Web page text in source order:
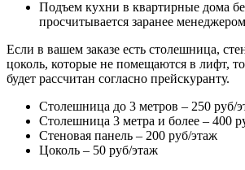
Подъем кухни в квартирные дома
просчитывается заранее
Если в вашем заказе есть столешница,
цоколь, которые не помещаются в лифт,
будет рассчитан согласно прейскуранту.
Столешница до 3 метров – 250 руб/
Столешница 3 метра и более – 400
Стеновая панель – 200 руб/этаж
Цоколь – 50 руб/этаж